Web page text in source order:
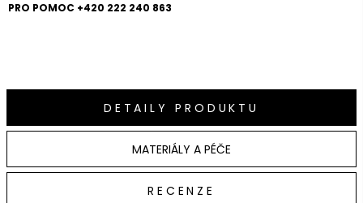
PRO POMOC +420 222 240 863
DETAILY PRODUKTU
MATERIÁLY A PÉČE
RECENZE